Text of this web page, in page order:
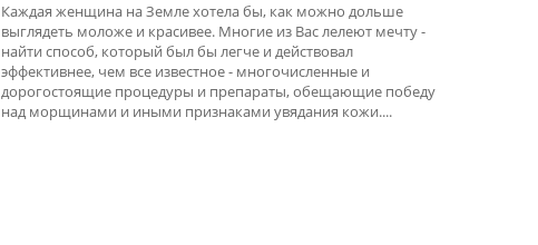
Каждая женщина на Земле хотела бы, как можно дольше
выглядеть моложе и красивее. Многие из Вас лелеют мечту -
найти способ, который был бы легче и действовал
эффективнее, чем все известное - многочисленные и
дорогостоящие процедуры и препараты, обещающие победу
над морщинами и иными признаками увядания кожи....